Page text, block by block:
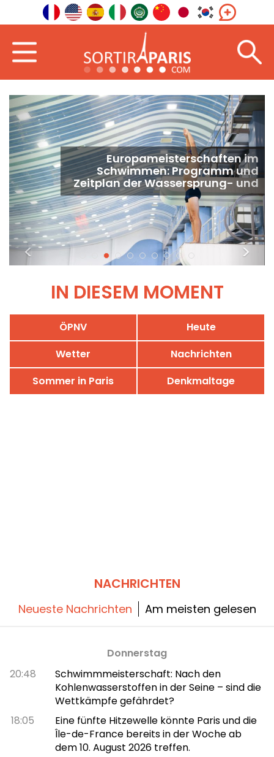
Europameisterschaften im
Schwimmen: Programm und
Zeitplan der Wassersprung- und
Hochsprung-Wettkämpfe
<
>
IN DIESEM MOMENT
ÖPNV
Heute
Wetter
Nachrichten
Sommer in Paris
Denkmaltage
NACHRICHTEN
Neueste Nachrichten Am meisten gelesen
Donnerstag
20:48
Schwimmmeisterschaft: Nach den
Kohlenwasserstoffen in der Seine – sind die
Wettkämpfe gefährdet?
18:05
Eine fünfte Hitzewelle könnte Paris und die
Île-de-France bereits in der Woche ab
dem 10. August 2026 treffen.